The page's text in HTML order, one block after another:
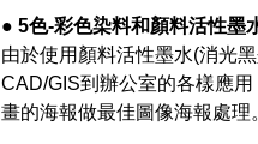
● 5色-彩色染料和顏料活性墨
由於使用顏料活性墨水(消光
CAD/GIS到辦公室的各樣應
畫的海報做最佳圖像海報處理